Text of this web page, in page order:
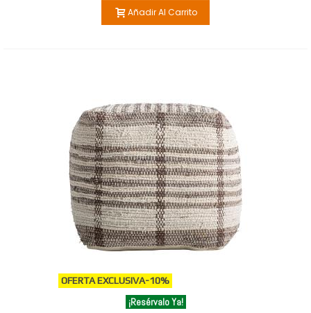
Añadir Al Carrito
OFERTA EXCLUSIVA-10%
¡Resérvalo Ya!